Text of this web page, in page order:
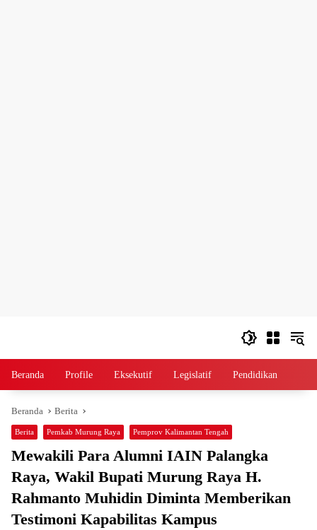
Beranda Profile Eksekutif Legislatif Pendidikan
Beranda Berita
Berita Pemkab Murung Raya Pemprov Kalimantan Tengah
Mewakili Para Alumni IAIN Palangka
Raya, Wakil Bupati Murung Raya H.
Rahmanto Muhidin Diminta Memberikan
Testimoni Kapabilitas Kampus